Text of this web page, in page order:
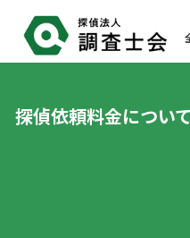
探偵依頼料金について